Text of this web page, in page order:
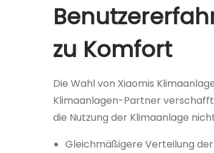
zu Komfort
Die Wahl von Xiaomis
Klimaanlagen-Partner
die Nutzung der Klimaanlage
Gleichmäßigere Verteilung